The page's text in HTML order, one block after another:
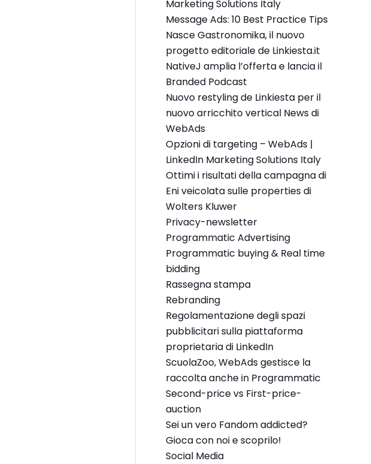
Marketing Solutions Italy
Message Ads: 10 Best Practice Tips
Nasce Gastronomika, il nuovo
progetto editoriale de Linkiesta.it
NativeJ amplia l’offerta e lancia il
Branded Podcast
Nuovo restyling de Linkiesta per il
nuovo arricchito vertical News di
WebAds
Opzioni di targeting – WebAds |
LinkedIn Marketing Solutions Italy
Ottimi i risultati della campagna di
Eni veicolata sulle properties di
Wolters Kluwer
Privacy-newsletter
Programmatic Advertising
Programmatic buying & Real time
bidding
Rassegna stampa
Rebranding
Regolamentazione degli spazi
pubblicitari sulla piattaforma
proprietaria di LinkedIn
ScuolaZoo, WebAds gestisce la
raccolta anche in Programmatic
Second-price vs First-price-
auction
Sei un vero Fandom addicted?
Gioca con noi e scoprilo!
Social Media